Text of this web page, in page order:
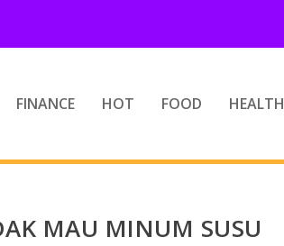
FINANCE HOT FOOD HEALTH
MAU MINUM SUSU